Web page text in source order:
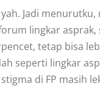
Jadi
lingkar
tetap bisa
seperti lingkar
di FP masih